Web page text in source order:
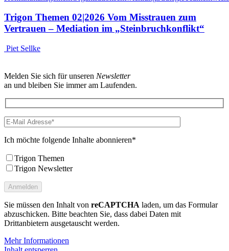
Trigon Themen 02|2026 Vom Misstrauen zum
Vertrauen – Mediation im „Steinbruchkonflikt“
Piet Sellke
Melden Sie sich für unseren Newsletter
an und bleiben Sie immer am Laufenden.
Ich möchte folgende Inhalte abonnieren*
Trigon Themen
Trigon Newsletter
Sie müssen den Inhalt von reCAPTCHA laden, um das Formular
abzuschicken. Bitte beachten Sie, dass dabei Daten mit
Drittanbietern ausgetauscht werden.
Mehr Informationen